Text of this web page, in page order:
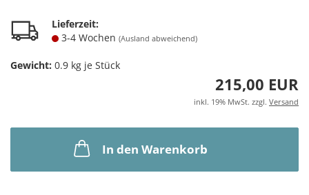
Lieferzeit:
3-4 Wochen (Ausland abweichend)
Gewicht: 0.9 kg je Stück
215,00 EUR
inkl. 19% MwSt. zzgl. Versand
In den Warenkorb